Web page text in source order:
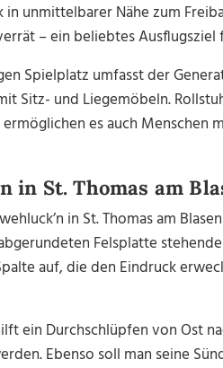
in unmittelbarer Nähe zum
– ein beliebtes Ausflugsziel
Spielplatz umfasst der
Sitz- und Liegemöbeln.
es auch Menschen
in St. Thomas am
in St. Thomas am
Felsplatte
auf, die den Eindruck
ein Durchschlüpfen von Ost
Ebenso soll man seine